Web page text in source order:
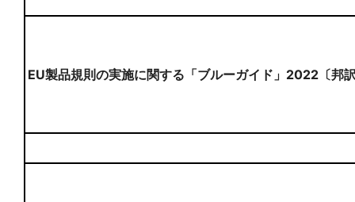
EU製品規則の実施に関する「ブルーガイド」2022〔邦